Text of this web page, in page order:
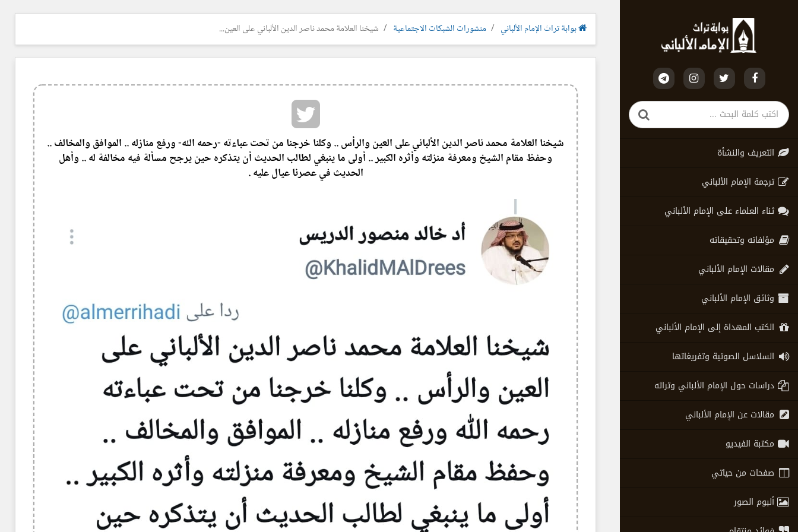
التعريف والنشأة
ترجمة الإمام الألباني
ثناء العلماء على الإمام الألباني
مؤلفاته وتحقيقاته
مقالات الإمام الألباني
وثائق الإمام الألباني
الكتب المهداة إلى الإمام الألباني
السلاسل الصوتية وتفريغاتها
دراسات حول الإمام الألباني وتراثه
مقالات عن الإمام الألباني
مكتبة الفيديو
صفحات من حياتي
ألبوم الصور
بوابة تراث الإمام الألباني منشورات الشبكات الاجتماعية شيخنا العلامة محمد ناصر الدين الألباني على العين...
شيخنا العلامة محمد ناصر الدين الألباني على العين والرأس .. وكلنا خرجنا من تحت عباءته -رحمه الله- ورفع منازله .. الموافق والمخالف ..
وحفظ مقام الشيخ ومعرفة منزلته وأثره الكبير .. أولى ما ينبغي لطالب الحديث أن يتذكره حين يرجح مسألة فيه مخالفة له .. وأهل
الحديث في عصرنا عيال عليه .